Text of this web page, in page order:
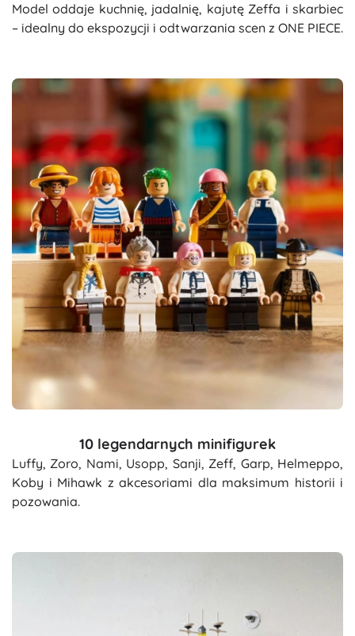
Model oddaje kuchnię, jadalnię, kajutę Zeffa i skarbiec
– idealny do ekspozycji i odtwarzania scen z ONE PIECE.
10 legendarnych minifigurek
Luffy, Zoro, Nami, Usopp, Sanji, Zeff, Garp, Helmeppo,
Koby i Mihawk z akcesoriami dla maksimum historii i
pozowania.